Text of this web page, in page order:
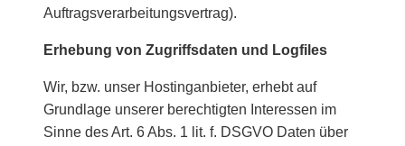
Auftragsverarbeitungsvertrag).
Erhebung von Zugriffsdaten und Logfiles
Wir, bzw. unser Hostinganbieter, erhebt auf
Grundlage unserer berechtigten Interessen im
Sinne des Art. 6 Abs. 1 lit. f. DSGVO Daten über